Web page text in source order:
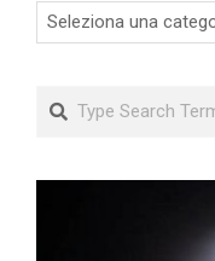
Categorie
Search